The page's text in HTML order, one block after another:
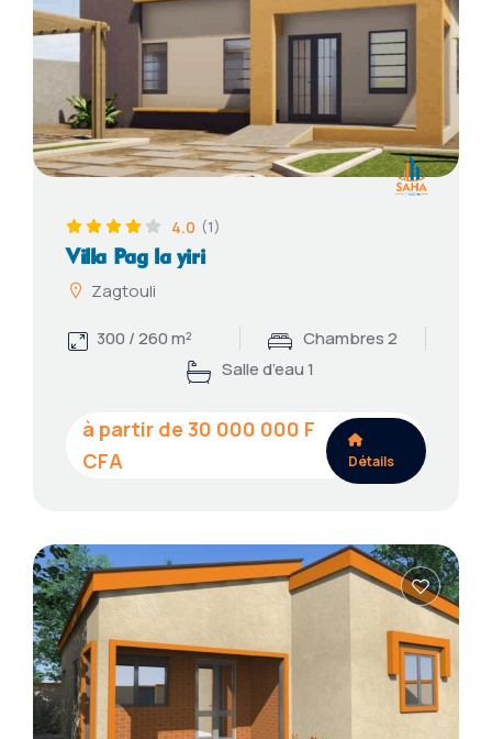
4.0 (1)
Villa Pag la yiri
Zagtouli
300 / 260 m²
Chambres 2
Salle d’eau 1
30 000 000
Détails